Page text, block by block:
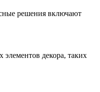
решения включают
декора, таких